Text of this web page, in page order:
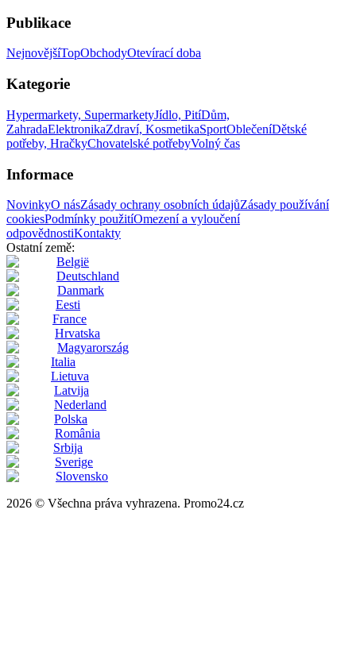
Publikace
NejnovějšíTopObchodyOtevírací doba
Kategorie
Hypermarkety, SupermarketyJídlo, PitíDům,
ZahradaElektronikaZdraví, KosmetikaSportOblečeníDětské
potřeby, HračkyChovatelské potřebyVolný čas
Informace
NovinkyO násZásady ochrany osobních údajůZásady používání
cookiesPodmínky použitíOmezení a vyloučení
odpovědnostiKontakty
Ostatní země:
België
Deutschland
Danmark
Eesti
France
Hrvatska
Magyarország
Italia
Lietuva
Latvija
Nederland
Polska
România
Srbija
Sverige
Slovensko
2026 © Všechna práva vyhrazena. Promo24.cz